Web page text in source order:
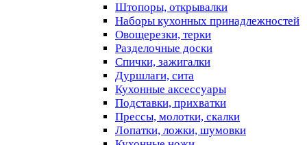
Штопоры, открывалки
Наборы кухонных принадлежностей
Овощерезки, терки
Разделочные доски
Спички, зажигалки
Дуршлаги, сита
Кухонные аксессуары
Подставки, прихватки
Прессы, молотки, скалки
Лопатки, ложки, шумовки